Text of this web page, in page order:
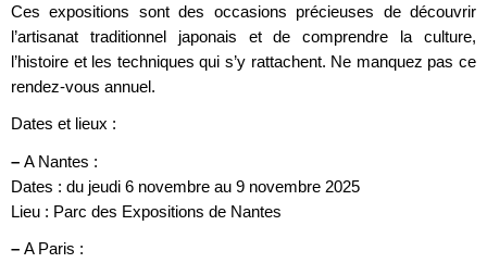
Ces expositions sont des occasions précieuses de découvrir
l’artisanat traditionnel japonais et de comprendre la culture,
l’histoire et les techniques qui s’y rattachent. Ne manquez pas ce
rendez-vous annuel.
Dates et lieux :
– A Nantes :
Dates : du jeudi 6 novembre au 9 novembre 2025
Lieu : Parc des Expositions de Nantes
– A Paris :